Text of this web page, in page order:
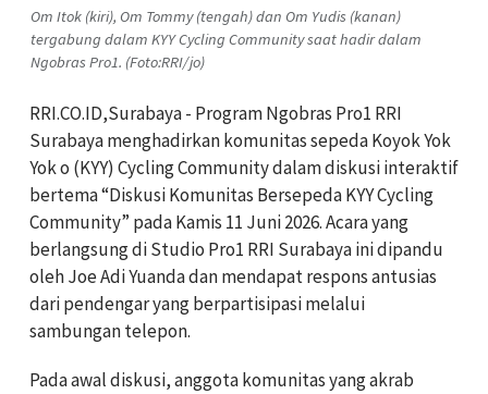
Om Itok (kiri), Om Tommy (tengah) dan Om Yudis (kanan)
tergabung dalam KYY Cycling Community saat hadir dalam
Ngobras Pro1. (Foto:RRI/jo)
RRI.CO.ID,Surabaya - Program Ngobras Pro1 RRI
Surabaya menghadirkan komunitas sepeda Koyok Yok
Yok o (KYY) Cycling Community dalam diskusi interaktif
bertema “Diskusi Komunitas Bersepeda KYY Cycling
Community” pada Kamis 11 Juni 2026. Acara yang
berlangsung di Studio Pro1 RRI Surabaya ini dipandu
oleh Joe Adi Yuanda dan mendapat respons antusias
dari pendengar yang berpartisipasi melalui
sambungan telepon.
Pada awal diskusi, anggota komunitas yang akrab